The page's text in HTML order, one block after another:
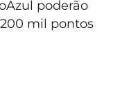
poderão
mil pontos